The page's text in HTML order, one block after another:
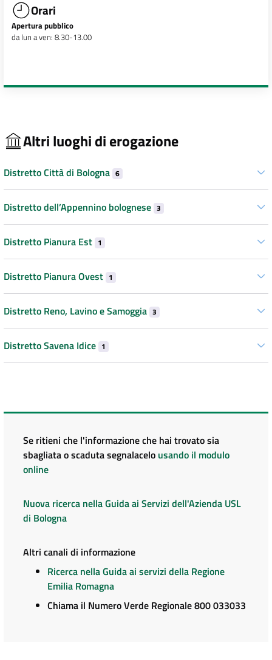
Orari
Apertura pubblico
da lun a ven: 8.30-13.00
Altri luoghi di erogazione
Distretto Città di Bologna 6
Distretto dell’Appennino bolognese 3
Distretto Pianura Est 1
Distretto Pianura Ovest 1
Distretto Reno, Lavino e Samoggia 3
Distretto Savena Idice 1
Se ritieni che l'informazione che hai trovato sia
sbagliata o scaduta segnalacelo usando il modulo
online
Nuova ricerca nella Guida ai Servizi dell'Azienda USL
di Bologna
Altri canali di informazione
Ricerca nella Guida ai servizi della Regione
Emilia Romagna
Chiama il Numero Verde Regionale 800 033033